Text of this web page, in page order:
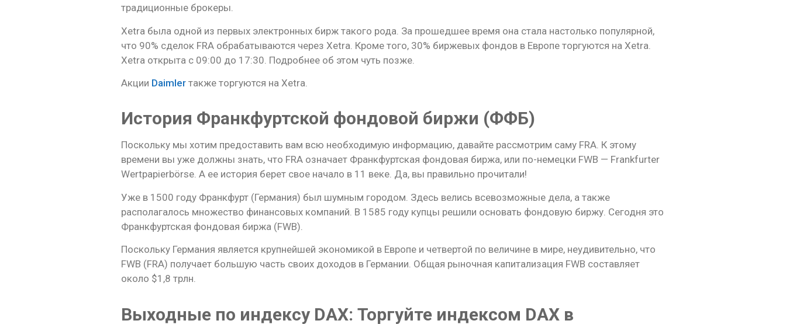
традиционные брокеры.
Xetra была одной из первых электронных бирж такого рода. За прошедшее время она стала настолько популярной,
что 90% сделок FRA обрабатываются через Xetra. Кроме того, 30% биржевых фондов в Европе торгуются на Xetra.
Xetra открыта с 09:00 до 17:30. Подробнее об этом чуть позже.
Акции Daimler также торгуются на Xetra.
История Франкфуртской фондовой биржи (ФФБ)
Поскольку мы хотим предоставить вам всю необходимую информацию, давайте рассмотрим саму FRA. К этому
времени вы уже должны знать, что FRA означает Франкфуртская фондовая биржа, или по-немецки FWB — Frankfurter
Wertpapierbörse. А ее история берет свое начало в 11 веке. Да, вы правильно прочитали!
Уже в 1500 году Франкфурт (Германия) был шумным городом. Здесь велись всевозможные дела, а также
располагалось множество финансовых компаний. В 1585 году купцы решили основать фондовую биржу. Сегодня это
Франкфуртская фондовая биржа (FWB).
Поскольку Германия является крупнейшей экономикой в Европе и четвертой по величине в мире, неудивительно, что
FWB (FRA) получает большую часть своих доходов в Германии. Общая рыночная капитализация FWB составляет
около $1,8 трлн.
Выходные по индексу DAX: Торгуйте индексом DAX в